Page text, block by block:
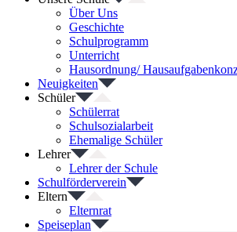
Über Uns
Geschichte
Schulprogramm
Unterricht
Hausordnung/
Neuigkeiten
Schüler
Schülerrat
Schulsozialarbeit
Ehemalige Schüler
Lehrer
Lehrer der Schule
Schulförderverein
Eltern
Elternrat
Speiseplan